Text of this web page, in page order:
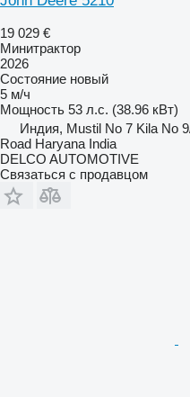
19 029 €
Минитрактор
2026
Состояние новый
5 м/ч
Мощность 53 л.с. (38.96 кВт)
Индия, Mustil No 7 Kila No
Road Haryana India
DELCO AUTOMOTIVE
Связаться с продавцом